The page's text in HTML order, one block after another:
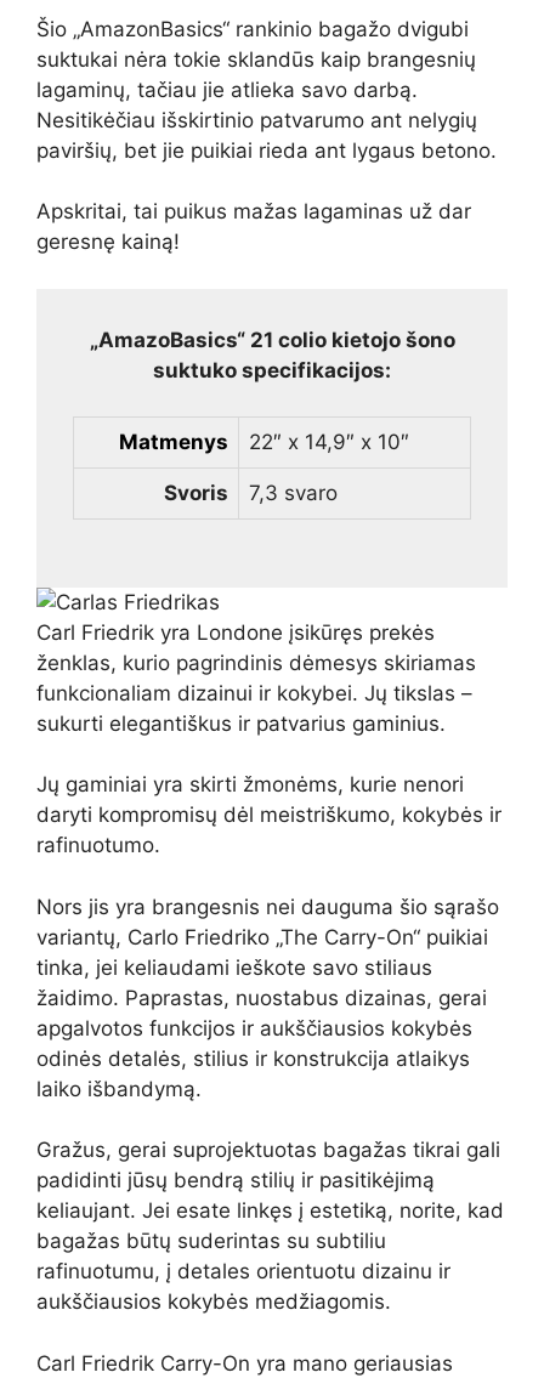
Šio „AmazonBasics“ rankinio bagažo dvigubi
suktukai nėra tokie sklandūs kaip brangesnių
lagaminų, tačiau jie atlieka savo darbą.
Nesitikėčiau išskirtinio patvarumo ant nelygių
paviršių, bet jie puikiai rieda ant lygaus betono.
Apskritai, tai puikus mažas lagaminas už dar
geresnę kainą!
„AmazoBasics“ 21 colio kietojo šono
suktuko specifikacijos:
Matmenys 22″ x 14,9″ x 10″
Svoris 7,3 svaro
Carl Friedrik yra Londone įsikūręs prekės
ženklas, kurio pagrindinis dėmesys skiriamas
funkcionaliam dizainui ir kokybei. Jų tikslas –
sukurti elegantiškus ir patvarius gaminius.
Jų gaminiai yra skirti žmonėms, kurie nenori
daryti kompromisų dėl meistriškumo, kokybės ir
rafinuotumo.
Nors jis yra brangesnis nei dauguma šio sąrašo
variantų, Carlo Friedriko „The Carry-On“ puikiai
tinka, jei keliaudami ieškote savo stiliaus
žaidimo. Paprastas, nuostabus dizainas, gerai
apgalvotos funkcijos ir aukščiausios kokybės
odinės detalės, stilius ir konstrukcija atlaikys
laiko išbandymą.
Gražus, gerai suprojektuotas bagažas tikrai gali
padidinti jūsų bendrą stilių ir pasitikėjimą
keliaujant. Jei esate linkęs į estetiką, norite, kad
bagažas būtų suderintas su subtiliu
rafinuotumu, į detales orientuotu dizainu ir
aukščiausios kokybės medžiagomis.
Carl Friedrik Carry-On yra mano geriausias